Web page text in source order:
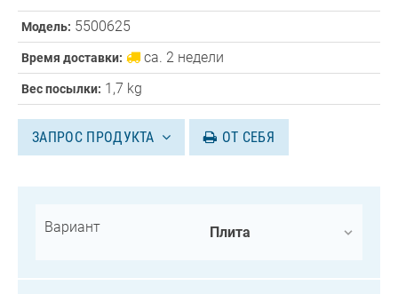
Модель: 5500625
Время доставки: ca. 2 недели
Вес посылки: 1,7 kg
ЗАПРОС ПРОДУКТА ОТ СЕБЯ
Вариант